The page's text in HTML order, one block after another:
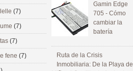
Gamin Edge
705 - Cómo
cambiar la
batería
Ruta de la Crisis
Inmobiliaria: De la Playa de
(7)
(7)
(7)
fene (7)